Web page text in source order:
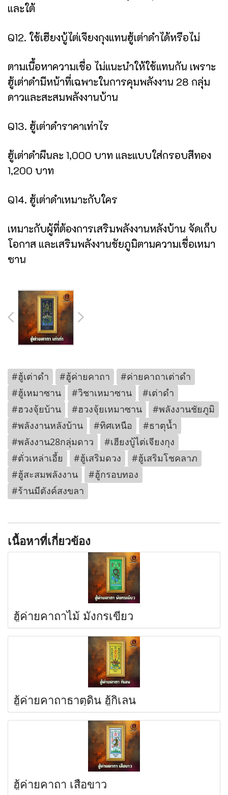
และใต้
Q12. ใช้เฮียงบู้ไต่เจียงกุงแทนฮู้เต่าดำได้หรือไม่
ตามเนื้อหาความเชื่อ ไม่แนะนำให้ใช้แทนกัน เพราะ
ฮู้เต่าดำมีหน้าที่เฉพาะในการคุมพลังงาน 28 กลุ่ม
ดาวและสะสมพลังงานบ้าน
Q13. ฮู้เต่าดำราคาเท่าไร
ฮู้เต่าดำผืนละ 1,000 บาท และแบบใส่กรอบสีทอง
1,200 บาท
Q14. ฮู้เต่าดำเหมาะกับใคร
เหมาะกับผู้ที่ต้องการเสริมพลังงานหลังบ้าน จัดเก็บ
โอกาส และเสริมพลังงานชัยภูมิตามความเชื่อเหมา
ซาน
#ฮู้เต่าดำ #ฮู้ค่ายคาถา
#ค่ายคาถาเต่าดำ
#ฮู้เหมาซาน
#วิชาเหมาซาน
#เต่าดำ
#ฮวงจุ้ยบ้าน
#ฮวงจุ้ยเหมาซาน
#พลังงานชัยภูมิ
#พลังงานหลังบ้าน
#ทิศเหนือ
#ธาตุน้ำ
#พลังงาน28กลุ่มดาว
#เฮียงบู้ไต่เจียงกุง
#ตั่วเหล่าเอี้ย
#ฮู้เสริมดวง
#ฮู้เสริมโชคลาภ
#ฮู้สะสมพลังงาน
#ฮู้กรอบทอง
#ร้านมีตังค์สงขลา
เนื้อหาที่เกี่ยวข้อง
ฮู้ค่ายคาถาไม้ มังกรเขียว
ฮู้ค่ายคาถาธาตุดิน ฮู้กิเลน
ฮู้ค่ายคาถา เสือขาว